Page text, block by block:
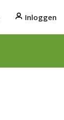
Inloggen